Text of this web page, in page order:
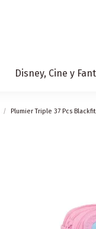
Disney, Cine y
Plumier Triple 37 Pcs